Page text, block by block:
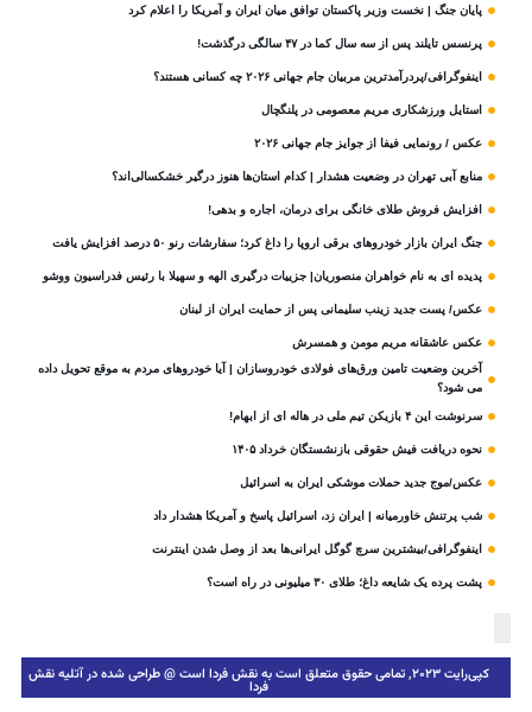
پایان جنگ | نخست وزیر پاکستان توافق میان ایران و آمریکا را اعلام کرد
پرنسس تایلند پس از سه سال کما در ۴۷ سالگی درگذشت!
اینفوگرافی/پردرآمدترین مربیان جام جهانی ۲۰۲۶ چه کسانی هستند؟
استایل ورزشکاری مریم معصومی در پلنگچال
عکس / رونمایی فیفا از جوایز جام جهانی ۲۰۲۶
منابع آبی تهران در وضعیت هشدار | کدام استان‌ها هنوز درگیر خشکسالی‌اند؟
افزایش فروش طلای خانگی برای درمان، اجاره و بدهی!
جنگ ایران بازار خودروهای برقی اروپا را داغ کرد؛ سفارشات رنو ۵۰ درصد افزایش یافت
پدیده ای به نام خواهران منصوریان| جزییات درگیری الهه و سهیلا با رئیس فدراسیون ووشو
عکس/ پست جدید زینب سلیمانی پس از حمایت ایران از لبنان
عکس عاشقانه مریم مومن و همسرش
آخرین وضعیت تامین ورق‌های فولادی خودروسازان | آیا خودروهای مردم به موقع تحویل داده
می شود؟
سرنوشت این ۴ بازیکن تیم ملی در هاله ای از ابهام!
نحوه دریافت فیش حقوقی بازنشستگان خرداد ۱۴۰۵
عکس/موج جدید حملات موشکی ایران به اسرائیل
شب پرتنش خاورمیانه | ایران زد، اسرائیل پاسخ و آمریکا هشدار داد
اینفوگرافی/بیشترین سرچ گوگل ایرانی‌ها بعد از وصل شدن اینترنت
پشت پرده یک شایعه داغ؛ طلای ۳۰ میلیونی در راه است؟
کپی‌رایت ۲۰۲۳, تمامی حقوق متعلق است به نقش فردا است @ طراحی شده در آتلیه نقش
فردا